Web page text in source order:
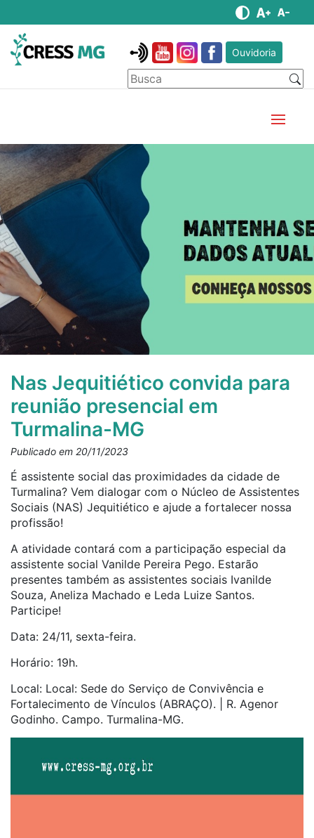
Ouvidoria
Nas Jequitiético convida para
reunião presencial em
Turmalina-MG
Publicado em 20/11/2023
É assistente social das proximidades da cidade de
Turmalina? Vem dialogar com o Núcleo de Assistentes
Sociais (NAS) Jequitiético e ajude a fortalecer nossa
profissão!
A atividade contará com a participação especial da
assistente social Vanilde Pereira Pego. Estarão
presentes também as assistentes sociais Ivanilde
Souza, Aneliza Machado e Leda Luize Santos.
Participe!
Data: 24/11, sexta-feira.
Horário: 19h.
Local: Local: Sede do Serviço de Convivência e
Fortalecimento de Vínculos (ABRAÇO). | R. Agenor
Godinho. Campo. Turmalina-MG.